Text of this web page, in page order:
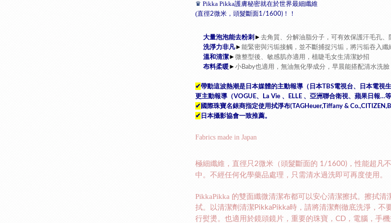
♛ Pikka Pikka護膚秘密就在於世界最細纖維
(直徑2微米，頭髮斷面1/1600) ！！
大量泡泡能去粉刺 ►去角質、分解油脂分子，可有效保護汗毛孔、
洗淨力非凡►能緊密與污垢接觸，並不斷捕捉污垢，將污垢吞入纖
溫和清潔►微整型後、敏感肌亦適用，植睫毛女生清潔妙招
布料柔暖►小Baby也適用，無油無化學成分，早晨能搭配清水洗臉
✔帶動這波熱潮是日本媒體的主動報導（日本TBS電視台、日本電視
更主動報導（VOGUE、 La Vie 、 ELLE 、亞洲聯合衛視、蘋果日報…
✔ 國際珠寶名錶商指定使用拭淨布(TAGHeuer,Tiffany &
✔ 日本攝影協會一致推薦。
Fabrics made in Japan
極細纖維，直徑只 2微米（頭髮斷面的 1/1600) ，性能超凡
中。不經任何化學藥品處理，只需清水過洗即可再度使用。
PikkaPikka 的雙面纖微清潔布都可以安心清潔擦拭。擦拭
拭。以清潔劑清潔 PikkaPikka時，請將清潔劑徹底洗淨，不
行熨燙。也適用於鏡頭鏡片，重要的珠寶， CD ，電腦，手